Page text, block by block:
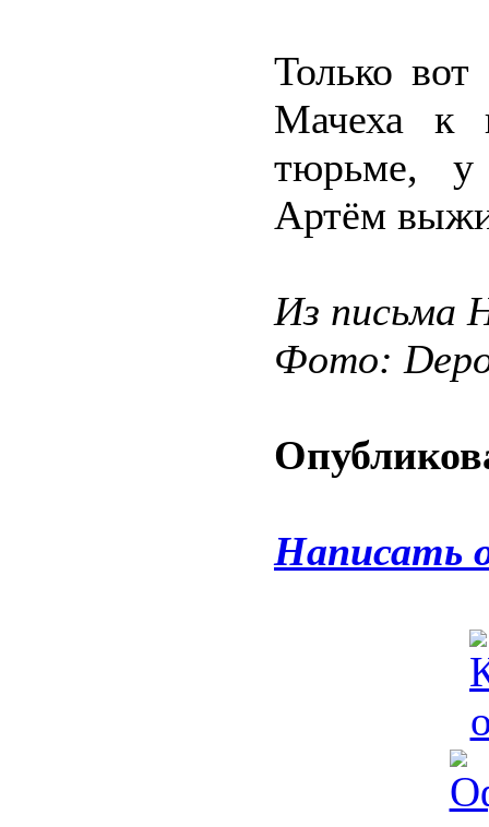
Только
Мачеха к
тюрьме, у
Артём
Из письма
Фото:
Написать